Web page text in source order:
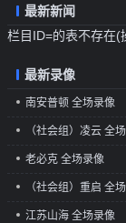
最新新闻
栏目ID=的表不存在(
最新录像
南安普顿 全场录像
（社会组）凌云 全
老必克 全场录像
（社会组）重启 全
江苏山海 全场录像